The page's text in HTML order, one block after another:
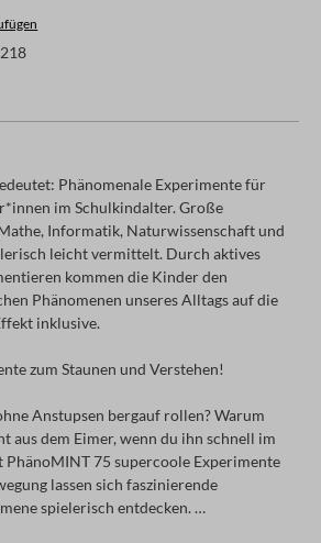
Phänomenale Experimente für
im Schulkindalter. Große
Informatik, Naturwissenschaft und
leicht vermittelt. Durch aktives
Phänomenen unseres Alltags auf die
inklusive.
zum Staunen und Verstehen!
Anstupsen bergauf rollen? Warum
aus dem Eimer, wenn du ihn schnell im
PhänoMINT 75 supercoole Experimente
lassen sich faszinierende
physikalische Phänomene spielerisch entdecken.